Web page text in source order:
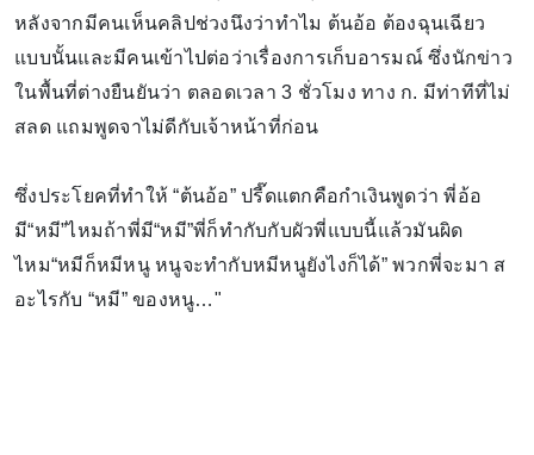
หลังจากมีคนเห็นคลิปช่วงนึงว่าทำไม ต้นอ้อ ต้องฉุนเฉียว
แบบนั้นและมีคนเข้าไปต่อว่าเรื่องการเก็บอารมณ์ ซึ่งนักข่าว
ในพื้นที่ต่างยืนยันว่า ตลอดเวลา 3 ชั่วโมง ทาง ก. มีท่าทีที่ไม่
สลด แถมพูดจาไม่ดีกับเจ้าหน้าที่ก่อน
ซึ่งประโยคที่ทำให้ “ต้นอ้อ” ปรี๊ดแตกคือกำเงินพูดว่า พี่อ้อ
มี“หมี”ไหมถ้าพี่มี“หมี”พี่ก็ทำกับกับผัวพี่แบบนี้แล้วมันผิด
ไหม“หมีก็หมีหนู หนูจะทำกับหมีหนูยังไงก็ได้” พวกพี่จะมา ส
อะไรกับ “หมี” ของหนู…"